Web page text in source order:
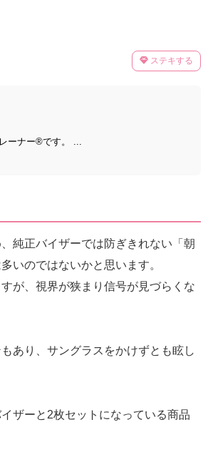
ステキする
ーナー®︎です。 ...
純正バイザーでは防ぎきれない「朝
いのではないかと思います。
が、視界が狭まり信号が見づらくな
あり、サングラスをかけずとも眩し
ザーと2枚セットになっている商品